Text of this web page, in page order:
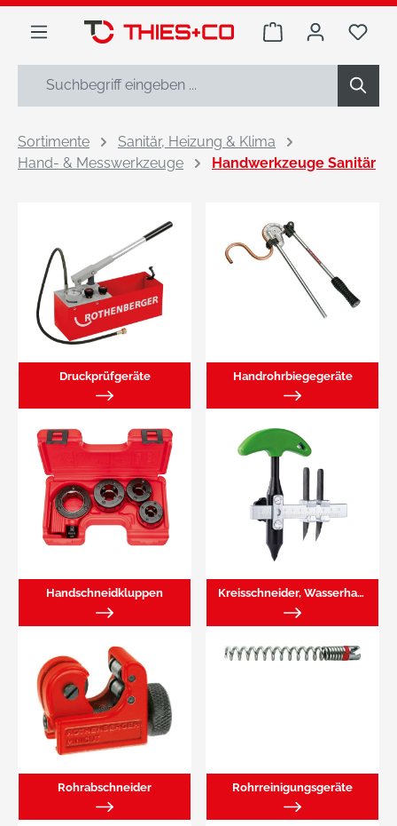
springen
Warenkorb Du
Sortimente
Sanitär, Heizung & Klima
Hand- & Messwerkzeuge
Handwerkzeuge Sanitär
Druckprüfgeräte Handrohrbiegegeräte
Handschneidkluppen Kreisschneider, Wasserhahn-Fräsapparate
Rohrabschneider Rohrreinigungsgeräte